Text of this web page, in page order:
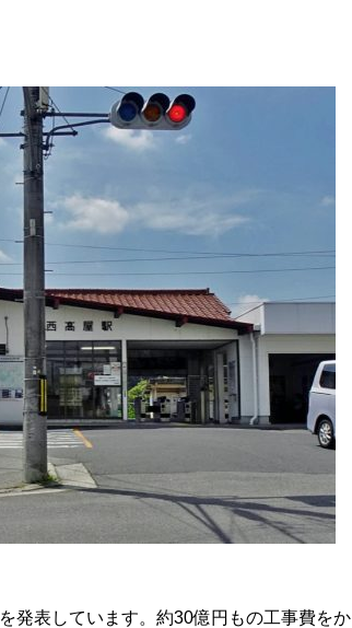
を発表しています。約30億円もの工事費をか